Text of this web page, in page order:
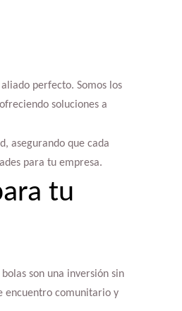
perfecto. Somos los
soluciones a
asegurando que cada
para tu empresa.
tu
son una inversión sin
encuentro comunitario y